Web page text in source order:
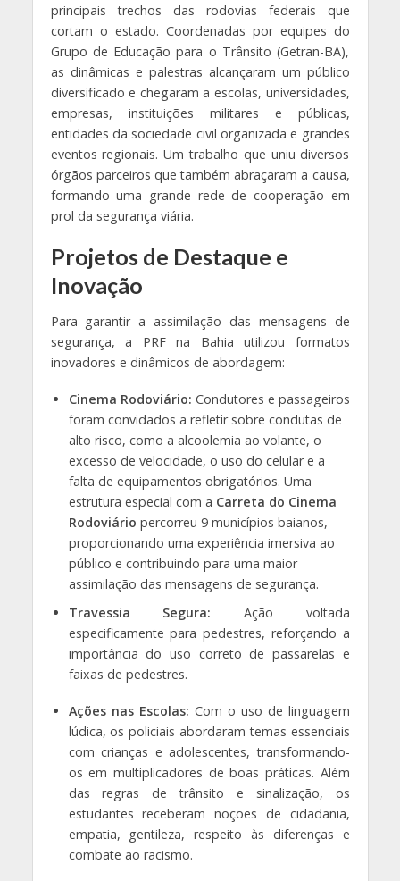
principais trechos das rodovias federais que
cortam o estado. Coordenadas por equipes do
Grupo de Educação para o Trânsito (Getran-BA),
as dinâmicas e palestras alcançaram um público
diversificado e chegaram a escolas, universidades,
empresas, instituições militares e públicas,
entidades da sociedade civil organizada e grandes
eventos regionais. Um trabalho que uniu diversos
órgãos parceiros que também abraçaram a causa,
formando uma grande rede de cooperação em
prol da segurança viária.
Projetos de Destaque e
Inovação
Para garantir a assimilação das mensagens de
segurança, a PRF na Bahia utilizou formatos
inovadores e dinâmicos de abordagem:
Cinema Rodoviário: Condutores e passageiros
foram convidados a refletir sobre condutas de
alto risco, como a alcoolemia ao volante, o
excesso de velocidade, o uso do celular e a
falta de equipamentos obrigatórios. Uma
estrutura especial com a Carreta do Cinema
Rodoviário percorreu 9 municípios baianos,
proporcionando uma experiência imersiva ao
público e contribuindo para uma maior
assimilação das mensagens de segurança.
Travessia Segura: Ação voltada
especificamente para pedestres, reforçando a
importância do uso correto de passarelas e
faixas de pedestres.
Ações nas Escolas: Com o uso de linguagem
lúdica, os policiais abordaram temas essenciais
com crianças e adolescentes, transformando-
os em multiplicadores de boas práticas. Além
das regras de trânsito e sinalização, os
estudantes receberam noções de cidadania,
empatia, gentileza, respeito às diferenças e
combate ao racismo.